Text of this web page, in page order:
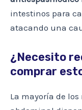
intestinos para
atacando una
¿Necesito
comprar
La mayoría de